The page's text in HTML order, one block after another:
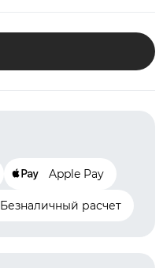
Apple Pay
Безналичный расчет